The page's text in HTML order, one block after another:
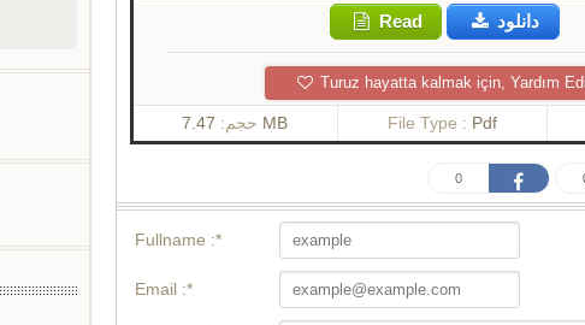
Read دانلود
Turuz hayatta kalmak için, Yardım
حجم: 7.47 MB File Type : Pdf
0
Fullname :*
Email :*